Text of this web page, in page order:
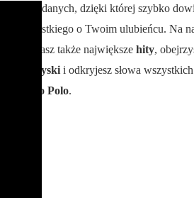
bazę danych, dzięki której szybko
wszystkiego o Twoim ulubieńcu. Na
poznasz także największe hity,
teledyski i odkryjesz słowa wszystkich
Disco Polo.